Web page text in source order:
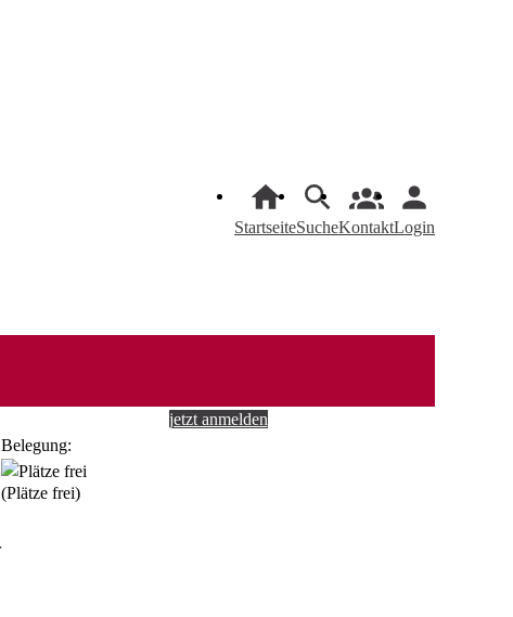
StartseiteSucheKontaktLogin
jetzt anmelden
Belegung:
(Plätze frei)